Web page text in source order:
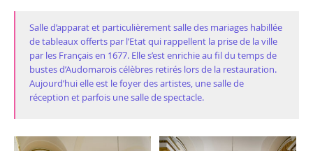
Salle d’apparat et particulièrement salle des mariages habillée
de tableaux offerts par l’Etat qui rappellent la prise de la ville
par les Français en 1677. Elle s’est enrichie au fil du temps de
bustes d’Audomarois célèbres retirés lors de la restauration.
Aujourd’hui elle est le foyer des artistes, une salle de
réception et parfois une salle de spectacle.